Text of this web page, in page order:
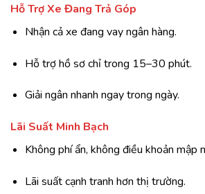
Hỗ Trợ Xe Đang Trả Góp
Nhận cả xe đang vay ngân hàng.
Hỗ trợ hồ sơ chỉ trong 15–30 phút.
Giải ngân nhanh ngay trong ngày.
Lãi Suất Minh Bạch
Không phí ẩn, không điều khoản mập
Lãi suất cạnh tranh hơn thị trường.